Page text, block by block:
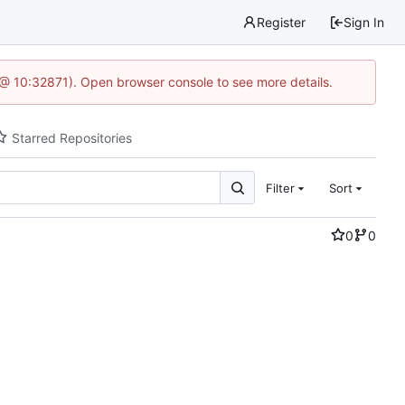
Register Sign In
Open browser console to see more details.
Starred Repositories
Filter Sort
0 0